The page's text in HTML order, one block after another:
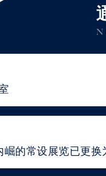
的常设展览已更换